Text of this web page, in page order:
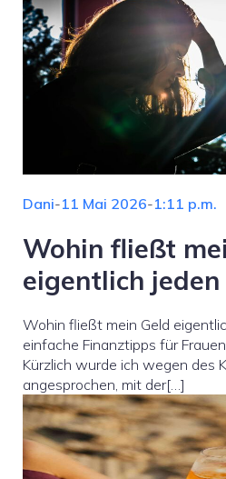
Dani-11 Mai 2026-1:11 p.m.
Wohin fließt
eigentlich
Wohin fließt mein Geld
einfache Finanztipps für
Kürzlich wurde ich wegen des
angesprochen, mit der[…]